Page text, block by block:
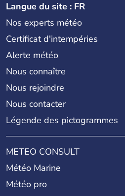
Langue du site : FR
Nos experts météo
Certificat d'intempéries
Alerte météo
Nous connaître
Nous rejoindre
Nous contacter
Légende des pictogrammes
METEO CONSULT
Météo Marine
Météo pro